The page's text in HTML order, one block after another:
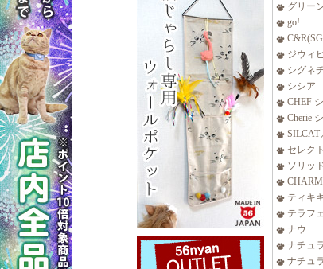
グリー
go!
ジウィ
シグネ
シシア
CHEF
Cherie
セレク
ソリッ
CHARM
ティキ
テラフ
ナウ
ナチュ
ナチュ